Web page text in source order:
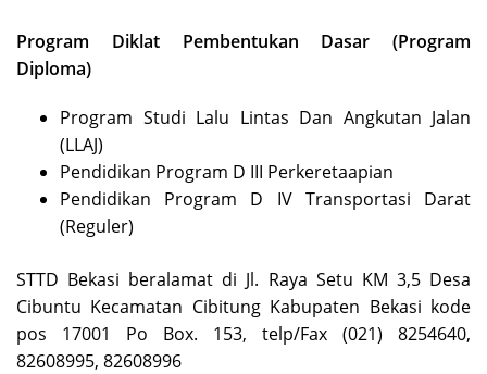
Program Diklat Pembentukan Dasar (Program
Diploma)
Program Studi Lalu Lintas Dan Angkutan Jalan
(LLAJ)
Pendidikan Program D III Perkeretaapian
Pendidikan Program D IV Transportasi Darat
(Reguler)
STTD Bekasi beralamat di Jl. Raya Setu KM 3,5 Desa
Cibuntu Kecamatan Cibitung Kabupaten Bekasi kode
pos 17001 Po Box. 153, telp/Fax (021) 8254640,
82608995, 82608996